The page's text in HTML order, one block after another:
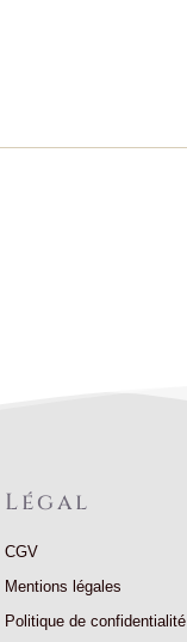
Légal
CGV
Mentions légales
Politique de confidentialité